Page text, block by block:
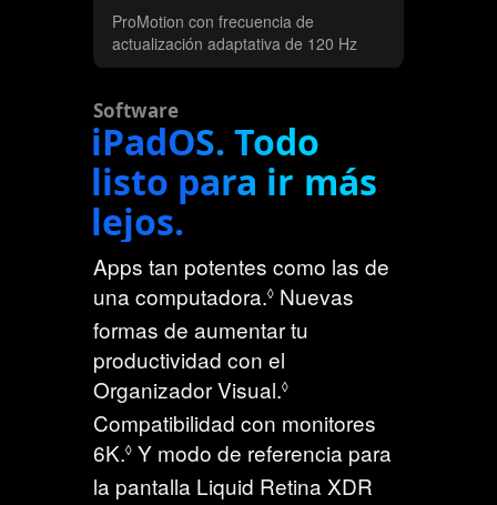
ProMotion con frecuencia de
actualización adaptativa de 120 Hz
Software
iPadOS. Todo
listo para ir más
lejos.
Apps tan potentes como las de
una computadora.◊ C
o
n
s
u
l
t
a
Nuevas
formas de aumentar tu
productividad con el
Organizador Visual.◊
o
n
s
u
Compatibilidad con monitores
6K.◊ C
o
Y modo de referencia para
la pantalla Liquid Retina XDR